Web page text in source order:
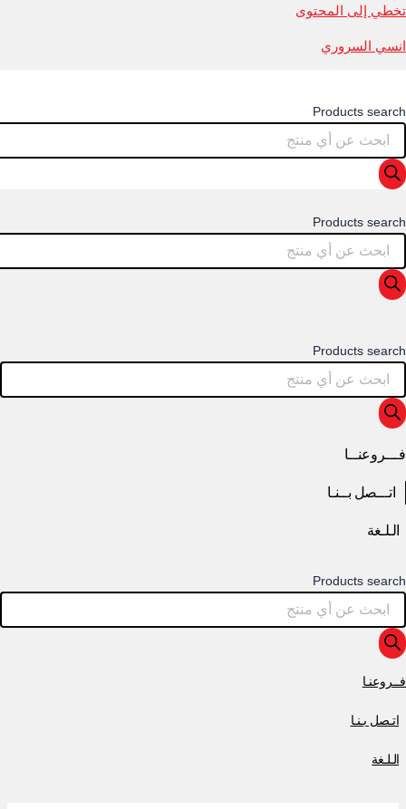
تخطي إلى المحتوى
انسي السروري
Products search
Products search
Products search
فـــروعنــا
اتـــصل بــنـا
الـلـغة
Products search
فــروعنـا
اتـصل بـنـا
الـلـغة